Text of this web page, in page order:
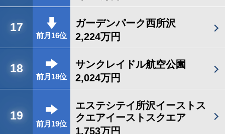
17
前月16位
ガーデンパーク西所沢
2,224万円
18
前月18位
サンクレイドル航空公園
2,024万円
19
前月19位
エステシテイ所沢イーストス
クエアイーストスクエア
1,753万円